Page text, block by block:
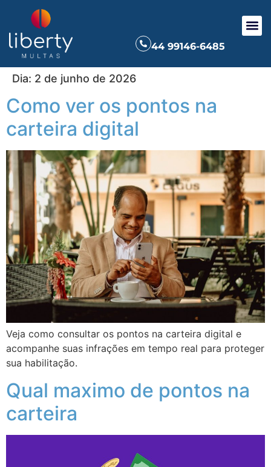
44 99146-6485
Dia: 2 de junho de 2026
Como ver os pontos na
carteira digital
Veja como consultar os pontos na carteira digital e
acompanhe suas infrações em tempo real para proteger
sua habilitação.
Qual maximo de pontos na
carteira